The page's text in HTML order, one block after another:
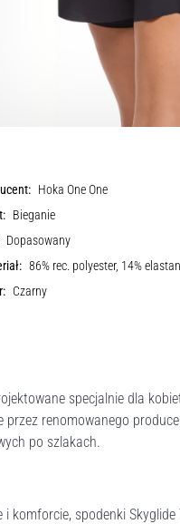
Hoka One One
Bieganie
Dopasowany
86% rec. polyester, 14%
Czarny
specjalnie dla
renomowanego
po szlakach.
komforcie, spodenki